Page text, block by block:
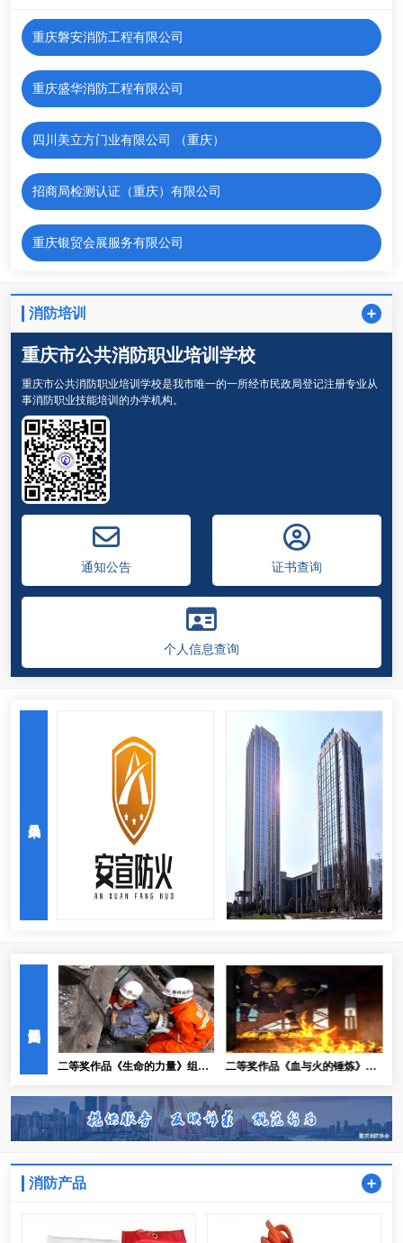
重庆磐安消防工程有限公司
重庆盛华消防工程有限公司
四川美立方门业有限公司 （重庆）
招商局检测认证（重庆）有限公司
重庆银贸会展服务有限公司
重庆重恒实业（集团）有限公司
重庆西证证据科学研究院集团有限公司
重庆众凯消防工程有限公司
重庆天网高新技术有限公司
国家矿山安全监察局重庆局安全培训中心
重庆市政安防火知识宣传培训中心
重庆市元商科技发展有限公司
重庆梦洋消防工程有限公司
重庆锦煌智能控制工程有限公司
重庆众旺实业有限公司
重庆信达可恩集团有限公司
重庆卫民防火知识宣传培训有限责任公司
消防培训
重庆市公共消防职业培训学校
重庆市公共消防职业培训学校是我市唯一的一所经市民政局登记注册专业从
事消防职业技能培训的办学机构。
通知公告 证书查询
个人信息查询
二等奖作品《生命的力量》组
二等奖作品《血与火的锤炼》，
消防产品